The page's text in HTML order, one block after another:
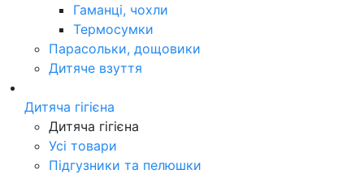
Гаманці, чохли
Термосумки
Парасольки, дощовики
Дитяче взуття
Дитяча гігієна
Дитяча гігієна
Усі товари
Підгузники та пелюшки